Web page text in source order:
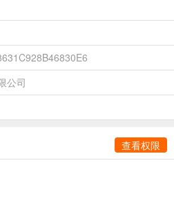
公司
查看权限